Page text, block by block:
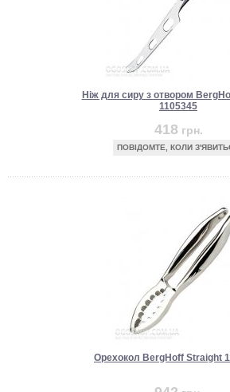
Ніж для сиру з отвором
1105345
418 грн.
ПОВІДОМТЕ, КОЛИ
Орехокол BergHoff Straight